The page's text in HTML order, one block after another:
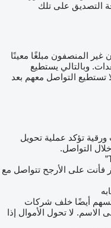
التصديق على تلك
غير المنصفون مبلغًا معينًا
وبالتالي يستطيع
تستطيع التواصل معهم بعد
تؤكد عملية تحويل
التواصل.
فأنت على الأرجح تتواصل مع
أيضًا خلف شركات
الاسم. لا تحول الأموال إذا